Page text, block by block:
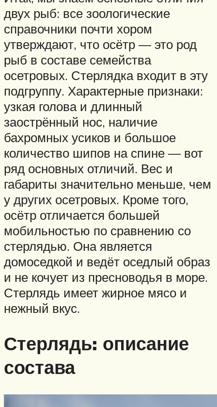
двух рыб: все зоологические
справочники почти хором
утверждают, что осётр — это род
рыб в составе семейства
осетровых. Стерлядка входит в эту
подгруппу. Характерные признаки:
узкая голова и длинный
заострённый нос, наличие
бахромных усиков и большое
количество шипов на спине — вот
ряд основных отличий. Вес и
габариты значительно меньше, чем
у других осетровых. Кроме того,
осётр отличается большей
мобильностью по сравнению со
стерлядью. Она является
домоседкой и ведёт оседлый образ
и не кочует из пресноводья в море.
Стерлядь имеет жирное мясо и
нежный вкус.
Стерлядь: описание
состава